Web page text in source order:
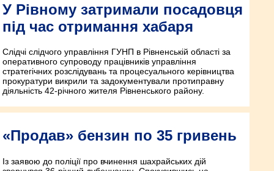
У Рівному затримали посадовця
під час отримання хабаря
Слідчі слідчого управління ГУНП в Рівненській області за
оперативного супроводу працівників управління
стратегічних розслідувань та процесуального керівництва
прокуратури викрили та задокументували протиправну
діяльність 42-річного жителя Рівненського району.
«Продав» бензин по 35 гривень
Із заявою до поліції про вчинення шахрайських дій